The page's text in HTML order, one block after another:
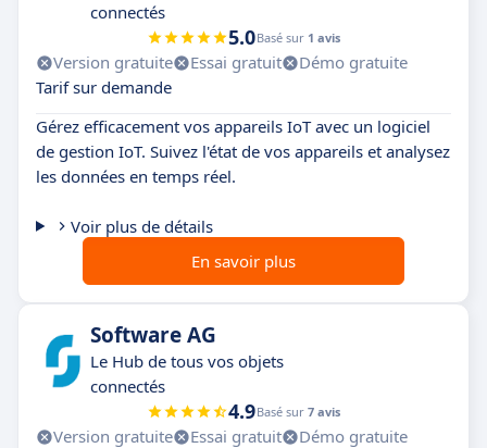
connectés
5.0Basé sur 1 avis
Version gratuite Essai gratuit
Démo gratuite
Tarif sur demande
Gérez efficacement vos appareils IoT avec un logiciel
de gestion IoT. Suivez l'état de vos appareils et analysez
les données en temps réel.
Voir plus de détails
En savoir plus
Software AG
Le Hub de tous vos objets
connectés
4.9Basé sur 7 avis
Version gratuite Essai gratuit
Démo gratuite